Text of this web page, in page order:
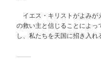
イエス・キリストがよみが
の救い主と信じることによ
し、私たちを天国に招き入れ